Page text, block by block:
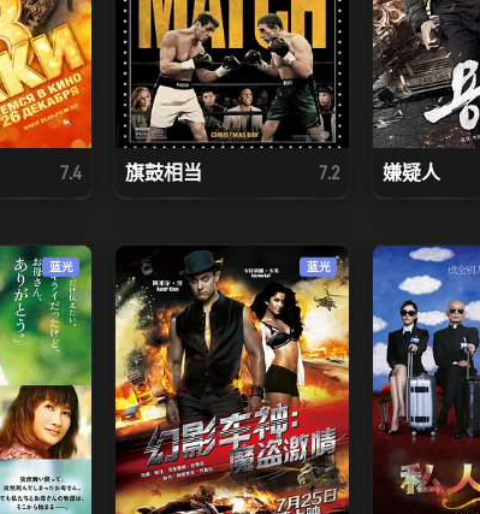
7.4 旗鼓相当 7.2 嫌疑人
蓝光 蓝光